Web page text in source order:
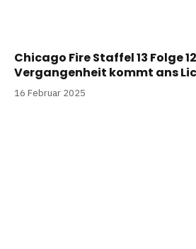
Chicago Fire Staffel 13 Folge
Vergangenheit kommt ans
16 Februar 2025